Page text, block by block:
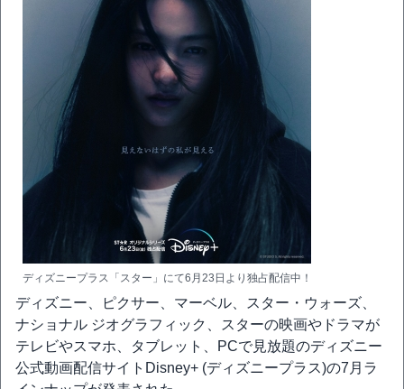
ディズニープラス「スター」にて6月23日より独占配信中！
ディズニー、ピクサー、マーベル、スター・ウォーズ、
ナショナル ジオグラフィック、スターの映画やドラマが
テレビやスマホ、タブレット、PCで見放題のディズニー
公式動画配信サイトDisney+ (ディズニープラス)の7月ラ